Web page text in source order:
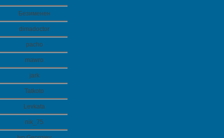
Безименен
dimadoctor
pacho
mawro
jark
Tatkoto
Levkata
nik_75